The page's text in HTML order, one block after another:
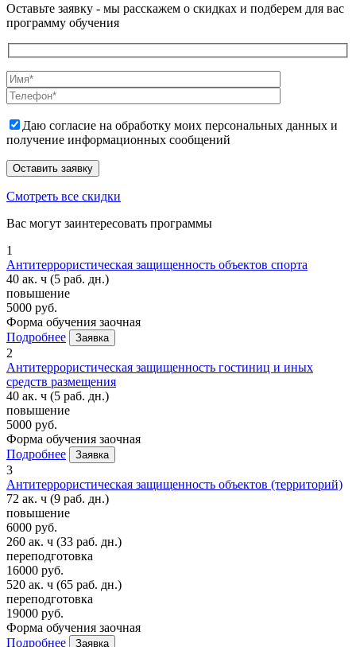
Оставьте заявку - мы расскажем о скидках и подберем для вас
программу обучения
Даю согласие на обработку моих персональных данных и
получение информационных сообщений
Смотреть все скидки
Вас могут заинтересовать программы
1
Антитеррористическая защищенность объектов спорта
40 ак. ч (5 раб. дн.)
повышение
5000 руб.
Форма обучения заочная
Подробнее
Заявка
2
Антитеррористическая защищенность гостиниц и иных
средств размещения
40 ак. ч (5 раб. дн.)
повышение
5000 руб.
Форма обучения заочная
Подробнее
Заявка
3
Антитеррористическая защищенность объектов (территорий)
72 ак. ч (9 раб. дн.)
повышение
6000 руб.
260 ак. ч (33 раб. дн.)
переподготовка
16000 руб.
520 ак. ч (65 раб. дн.)
переподготовка
19000 руб.
Форма обучения заочная
Подробнее
Заявка